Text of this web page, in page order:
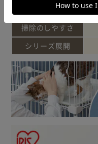
デザイン
掃除のしやすさ
シリーズ展開